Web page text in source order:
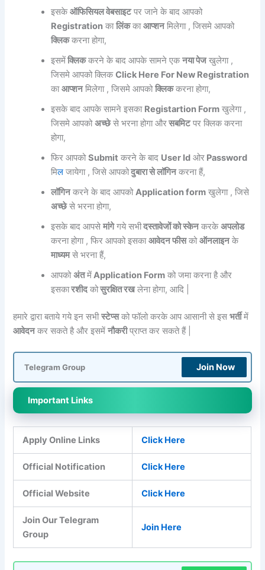
इसकेऑफिसियल वेबसाइटपर जाने के बाद आपको
Registration कालिंककाआप्शनमिलेगा , जिसमे आपको
क्लिककरना होगा,
इसमेंक्लिककरने के बाद आपके सामने एकनया पेजखुलेगा ,
जिसमे आपको क्लिकClick Here For New Registration
काआप्शनमिलेगा , जिसमे आपकोक्लिककरना होगा,
इसके बाद आपके सामने इसका Registartion Form खुलेगा ,
जिसमे आपकोअच्छेसे भरना होगा औरसबमिटपर क्लिक करना
होगा,
फिर आपकोSubmit करने के बाद User Id ओर Password
मिल जायेगा , जिसे आपकोदुबारा से लॉगिनकरना हैं,
लॉगिनकरने के बाद आपकोApplication form खुलेगा , जिसे
अच्छेसे भरना होगा,
इसके बाद आपसेमांगेगये सभीदस्तावेजों को स्केनकरकेअपलोड
करना होगा , फिर आपको इसकाआवेदन फीसकोऑनलाइनके
माध्यमसे भरना हैं,
आपकोअंतमेंApplication Form को जमा करना है और
इसकारशीदकोसुरक्षित रखलेना होगा, आदि |
हमारे द्वारा बताये गये इन सभीस्टेप्सको फॉलो करके आप आसानी से इसभर्तीमें
आवेदनकर सकते है और इसमेंनौकरीप्राप्त कर सकते हैं |
Telegram Group Join Now
Important Links
Apply Online Links Click Here
Official Notification Click Here
Official Website Click Here
Join Our Telegram
Group
Join Here